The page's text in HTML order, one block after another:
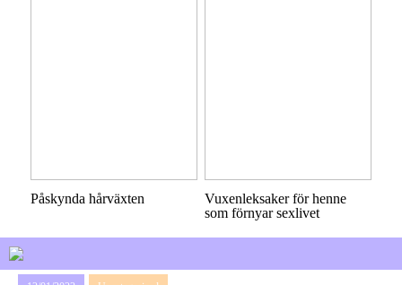
Påskynda hårväxten
Vuxenleksaker för henne
som förnyar sexlivet